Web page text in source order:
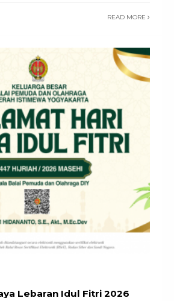
READ MORE
Lebaran Idul Fitri 2026